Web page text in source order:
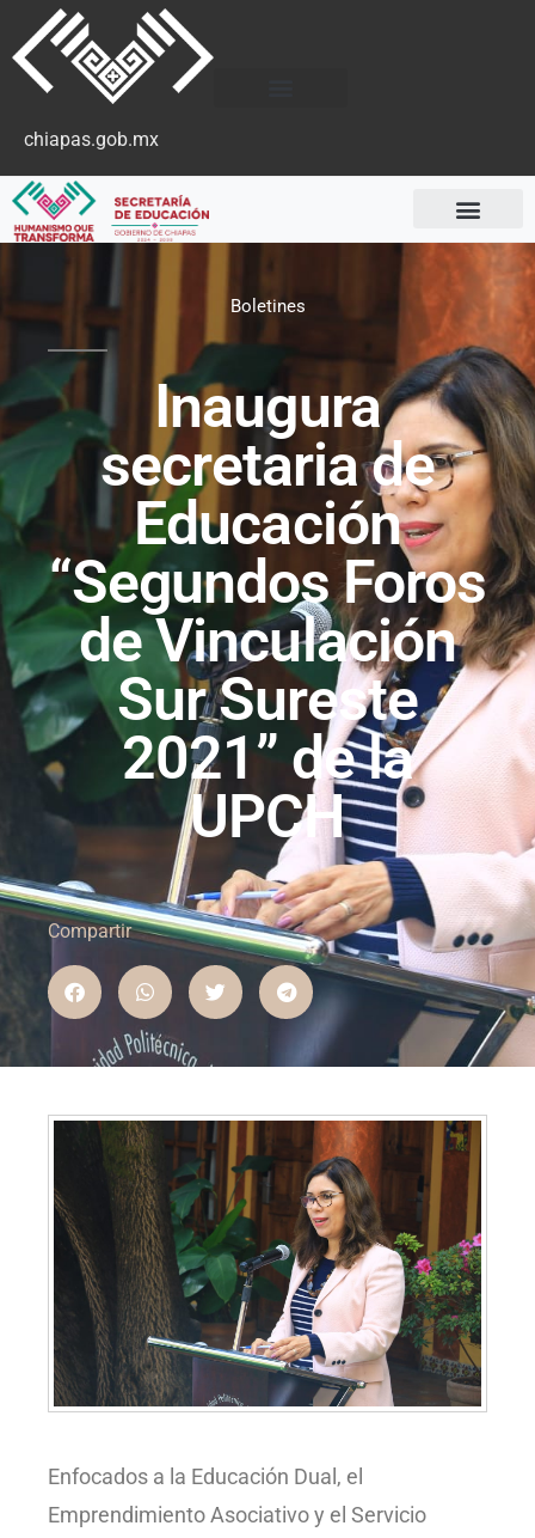
chiapas.gob.mx
Boletines
Inaugura
secretaria de
Educación
“Segundos Foros
de Vinculación
Sur Sureste
2021” de la
UPCH
Compartir
Enfocados a la Educación Dual, el
Emprendimiento Asociativo y el Servicio